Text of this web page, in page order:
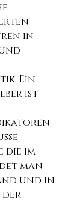
in
Ein
ist
die im
man
und in
der